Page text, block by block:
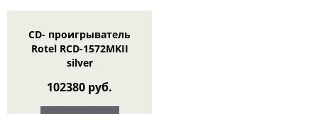
CD- проигрыватель
Rotel RCD-1572MKII
silver
102380 руб.